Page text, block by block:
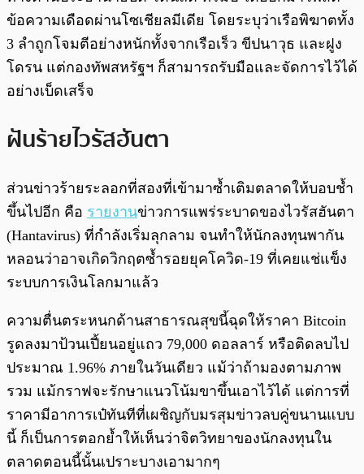
ข้อความเดือดผ่านโซเชียลมีเดีย โดยระบุว่าเรือพิฆาตทั้ง
3 ลำถูกโจมตีอย่างหนักทั้งจากเรือเร็ว ขีปนาวุธ และฝูง
โดรน แต่กองทัพสหรัฐฯ ก็สามารถรับมือและจัดการไว้ได้
อย่างเบ็ดเสร็จ
ฝันร้ายไวรัสฮันตา
ส่วนข่าวร้ายระลอกที่สองที่เข้ามาซ้ำเติมตลาดให้บอบช้ำ
ขึ้นไปอีก คือ รายงานข่าวการแพร่ระบาดของไวรัสฮันตา
(Hantavirus) ที่กำลังเริ่มลุกลาม จนทำให้นักลงทุนพากัน
หลอนว่าอาจเกิดวิกฤตซ้ำรอยยุคโควิด-19 ที่เคยแช่แข็ง
ระบบการเงินโลกมาแล้ว
ความตื่นตระหนกด้านสาธารณสุขนี้ฉุดให้ราคา Bitcoin
รูดลงมาป้วนเปี้ยนอยู่แถว 79,000 ดอลลาร์ หรือติดลบไป
ประมาณ 1.96% ภายในวันเดียว แม้ว่าถ้ามองตามภาพ
รวม แม้กราฟจะรักษาแนวโน้มขาขึ้นเอาไว้ได้ แต่การที่
ราคามีอาการเป๋ทันทีที่เผชิญกับมรสุมข่าวลบคู่ขนานแบบ
นี้ ก็เป็นการตอกย้ำให้เห็นว่าจิตวิทยาของนักลงทุนใน
ตลาดตอนนี้นั้นเปราะบางเอามากๆ